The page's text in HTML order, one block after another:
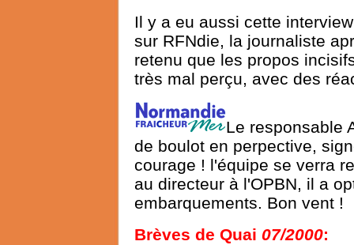
Il y a eu aussi cette
sur RFNdie, la journaliste
retenu que les propos
très mal perçu, avec des
Le responsable
de boulot en perpective,
courage ! l'équipe se verra
au directeur à l'OPBN, il a
embarquements. Bon vent !
Brèves de Quai 07/2000: